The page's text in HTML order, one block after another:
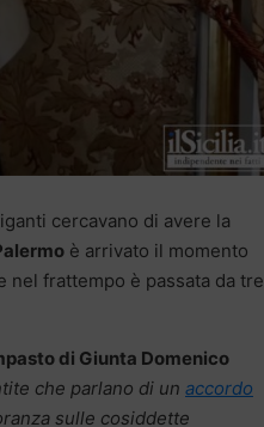
cercavano di avere la
è arrivato il momento
nel frattempo è passata da tre
di Giunta Domenico
che parlano di un accordo
sulle cosiddette